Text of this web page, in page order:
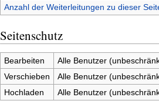
Anzahl der Weiterleitungen zu dieser
Seitenschutz
Bearbeiten
Alle Benutzer
Verschieben
Alle Benutzer
Hochladen
Alle Benutzer